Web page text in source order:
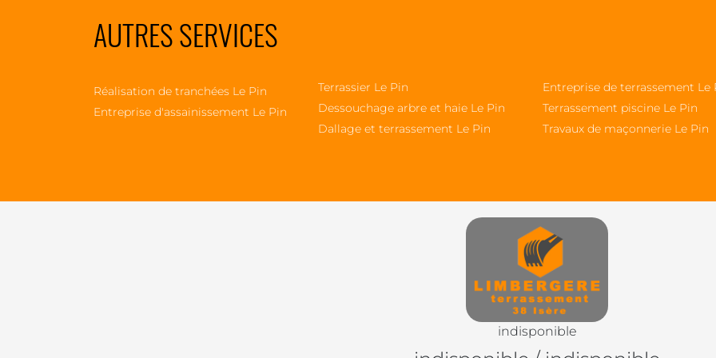
AUTRES SERVICES
Réalisation de tranchées Le Pin
Entreprise d'assainissement Le Pin
Terrassier Le Pin
Dessouchage arbre et haie Le Pin
Dallage et terrassement Le Pin
Entreprise de terrassement Le
Terrassement piscine Le Pin
Travaux de maçonnerie Le Pin
indisponible